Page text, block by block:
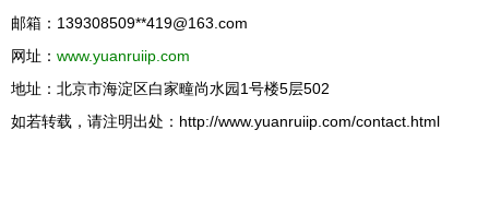
邮箱：139308509**419@163.com
网址： www.yuanruiip.com
地址：北京市海淀区白家疃尚水园1号楼5层502
如若转载，请注明出处：http://www.yuanruiip.com/contact.html